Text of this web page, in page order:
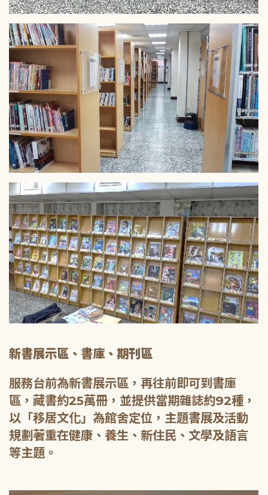
新書展示區、書庫、期刊區
服務台前為新書展示區，再往前即可到書庫
區，藏書約25萬冊，並提供當期雜誌約92種，
以「移居文化」為館舍定位，主題書展及活動
規劃著重在健康、養生、新住民、文學及語言
等主題。